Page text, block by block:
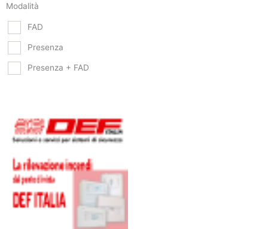
Modalità
FAD
Presenza
Presenza + FAD